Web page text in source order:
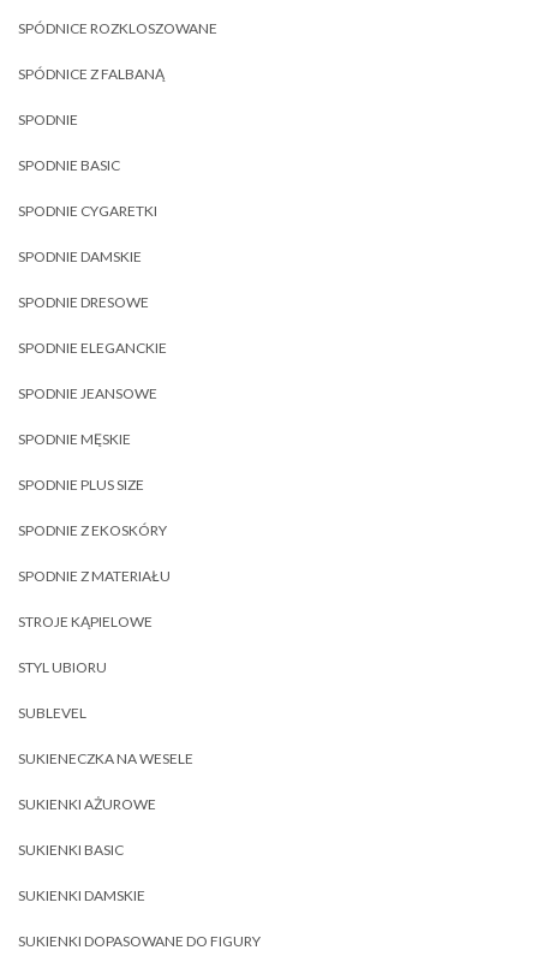
SPÓDNICE ROZKLOSZOWANE
SPÓDNICE Z FALBANĄ
SPODNIE
SPODNIE BASIC
SPODNIE CYGARETKI
SPODNIE DAMSKIE
SPODNIE DRESOWE
SPODNIE ELEGANCKIE
SPODNIE JEANSOWE
SPODNIE MĘSKIE
SPODNIE PLUS SIZE
SPODNIE Z EKOSKÓRY
SPODNIE Z MATERIAŁU
STROJE KĄPIELOWE
STYL UBIORU
SUBLEVEL
SUKIENECZKA NA WESELE
SUKIENKI AŻUROWE
SUKIENKI BASIC
SUKIENKI DAMSKIE
SUKIENKI DOPASOWANE DO FIGURY